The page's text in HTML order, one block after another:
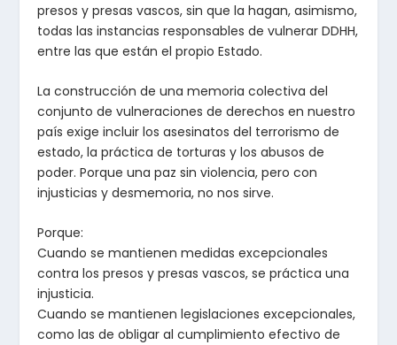
presos y presas vascos, sin que la hagan, asimismo,
todas las instancias responsables de vulnerar DDHH,
entre las que están el propio Estado.
La construcción de una memoria colectiva del
conjunto de vulneraciones de derechos en nuestro
país exige incluir los asesinatos del terrorismo de
estado, la práctica de torturas y los abusos de
poder. Porque una paz sin violencia, pero con
injusticias y desmemoria, no nos sirve.
Porque:
Cuando se mantienen medidas excepcionales
contra los presos y presas vascos, se práctica una
injusticia.
Cuando se mantienen legislaciones excepcionales,
como las de obligar al cumplimiento efectivo de